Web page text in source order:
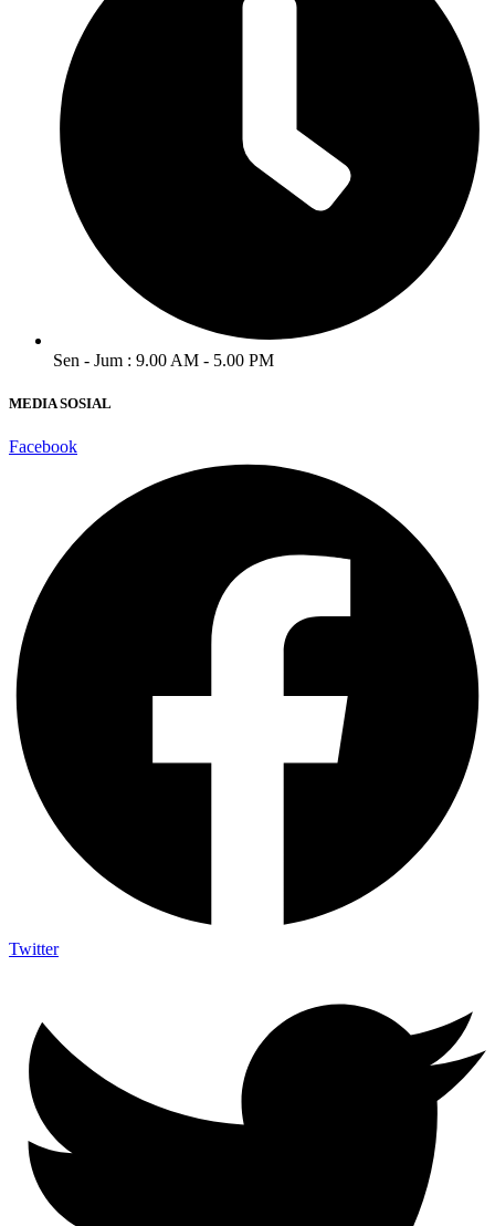
Sen - Jum : 9.00 AM - 5.00 PM
MEDIA SOSIAL
Facebook
Twitter